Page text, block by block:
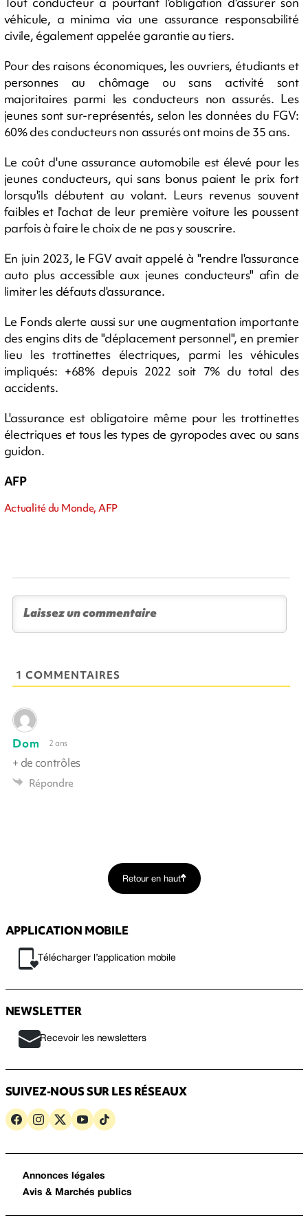
véhicule, a minima via une assurance responsabilité
civile, également appelée garantie au tiers.
Pour des raisons économiques, les ouvriers, étudiants et
personnes au chômage ou sans activité sont
majoritaires parmi les conducteurs non assurés. Les
jeunes sont sur-représentés, selon les données du FGV:
60% des conducteurs non assurés ont moins de 35 ans.
Le coût d'une assurance automobile est élevé pour les
jeunes conducteurs, qui sans bonus paient le prix fort
lorsqu'ils débutent au volant. Leurs revenus souvent
faibles et l'achat de leur première voiture les poussent
parfois à faire le choix de ne pas y souscrire.
En juin 2023, le FGV avait appelé à "rendre l'assurance
auto plus accessible aux jeunes conducteurs" afin de
limiter les défauts d'assurance.
Le Fonds alerte aussi sur une augmentation importante
des engins dits de "déplacement personnel", en premier
lieu les trottinettes électriques, parmi les véhicules
impliqués: +68% depuis 2022 soit 7% du total des
accidents.
L'assurance est obligatoire même pour les trottinettes
électriques et tous les types de gyropodes avec ou sans
guidon.
AFP
Actualité du Monde, AFP
1 COMMENTAIRES
Dom 2 ans
+ de contrôles
Répondre
Retour en haut
APPLICATION MOBILE
Télécharger l’application mobile
NEWSLETTER
Recevoir les newsletters
SUIVEZ-NOUS SUR LES RÉSEAUX
Annonces légales
Avis & Marchés publics